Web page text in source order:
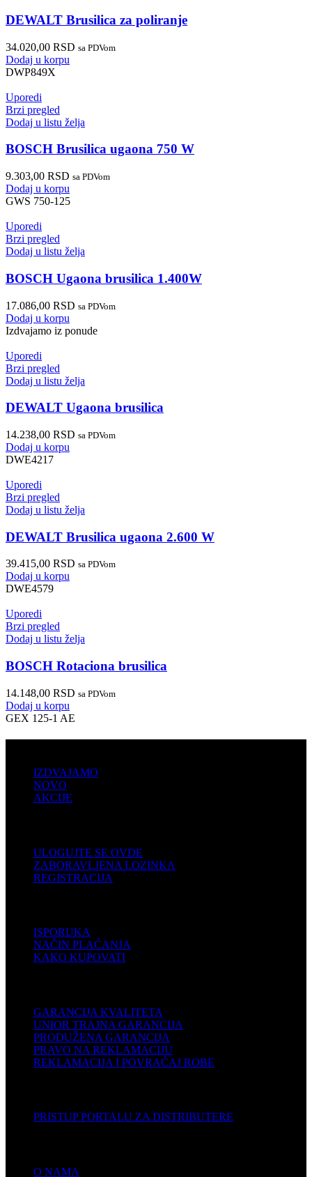
DEWALT Brusilica za poliranje
34.020,00 RSD sa PDVom
Dodaj u korpu
DWP849X
Uporedi
Brzi pregled
Dodaj u listu želja
BOSCH Brusilica ugaona 750 W
9.303,00 RSD sa PDVom
Dodaj u korpu
GWS 750-125
Uporedi
Brzi pregled
Dodaj u listu želja
BOSCH Ugaona brusilica 1.400W
17.086,00 RSD sa PDVom
Dodaj u korpu
Izdvajamo iz ponude
Uporedi
Brzi pregled
Dodaj u listu želja
DEWALT Ugaona brusilica
14.238,00 RSD sa PDVom
Dodaj u korpu
DWE4217
Uporedi
Brzi pregled
Dodaj u listu želja
DEWALT Brusilica ugaona 2.600 W
39.415,00 RSD sa PDVom
Dodaj u korpu
DWE4579
Uporedi
Brzi pregled
Dodaj u listu želja
BOSCH Rotaciona brusilica
14.148,00 RSD sa PDVom
Dodaj u korpu
GEX 125-1 AE
IZDVAJAMO
NOVO
AKCIJE
ULOGUJTE SE OVDE
ZABORAVLJENA LOZINKA
REGISTRACIJA
ISPORUKA
NAČIN PLAĆANJA
KAKO KUPOVATI
GARANCIJA KVALITETA
UNIOR TRAJNA GARANCIJA
PRODUŽENA GARANCIJA
PRAVO NA REKLAMACIJU
REKLAMACIJA I POVRAĆAJ ROBE
PRISTUP PORTALU ZA DISTRIBUTERE
O NAMA